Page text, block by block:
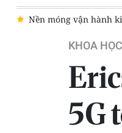
Nền móng vận hành
KHOA
5G